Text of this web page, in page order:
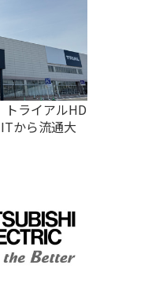
トライアルHD
から流通大